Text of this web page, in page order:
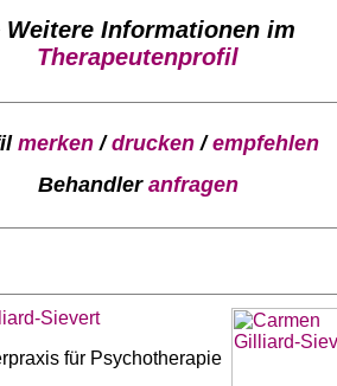
Weitere Informationen im
Therapeutenprofil
merken/drucken/empfehlen
Behandler anfragen
Sievert
für Psychotherapie